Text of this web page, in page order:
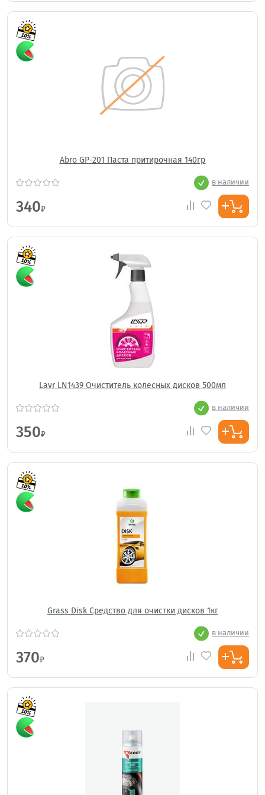
Abro GP-201 Паста притирочная 140гр
в наличии
340₽
Lavr LN1439 Очиститель колесных дисков 500мл
в наличии
350₽
Grass Disk Средство для очистки дисков 1кг
в наличии
370₽